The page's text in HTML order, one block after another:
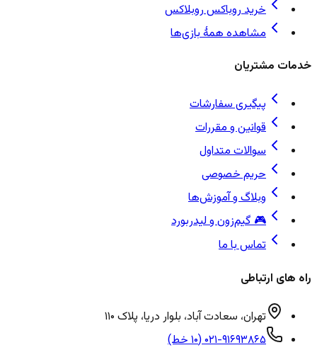
خرید روباکس روبلاکس
مشاهده همهٔ بازی‌ها
خدمات مشتریان
پیگیری سفارشات
قوانین و مقررات
سوالات متداول
حریم خصوصی
وبلاگ و آموزش‌ها
🎮 گیم‌زون و لیدربورد
تماس با ما
راه های ارتباطی
تهران، سعادت آباد، بلوار دریا، پلاک ۱۱۰
۰۲۱-۹۱۶۹۳۸۶۵ (۱۰ خط)